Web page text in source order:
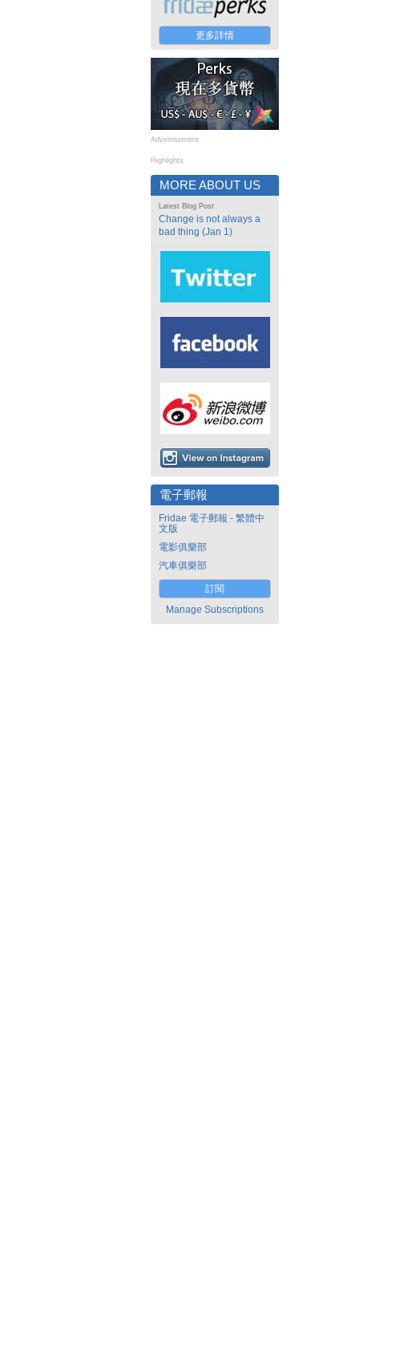
更多詳情
Advertisement
Highlights
MORE ABOUT US
Latest Blog Post
Change is not always a
bad thing (Jan 1)
電子郵報
Fridae 電子郵報 - 繁體中
文版
電影俱樂部
汽車俱樂部
訂閱
Manage Subscriptions